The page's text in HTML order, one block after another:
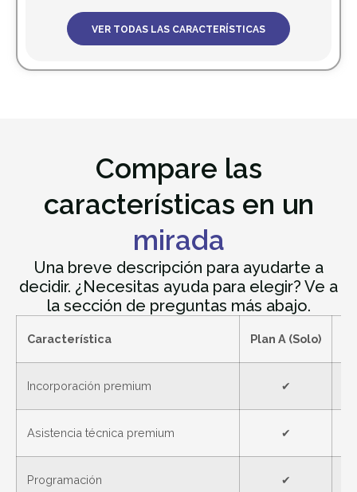
VER TODAS LAS CARACTERÍSTICAS
Compare las
características en un
mirada
Una breve descripción para ayudarte a
decidir. ¿Necesitas ayuda para elegir? Ve a
la sección de preguntas más abajo.
Característica Plan A (Solo)
Incorporación premium ✔
Asistencia técnica premium ✔
Programación ✔